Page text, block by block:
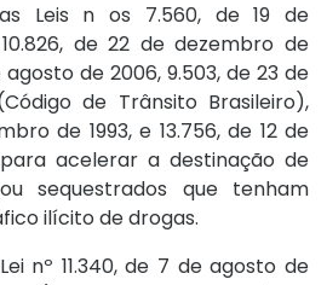
Leis n os 7.560, de 19 de
de 22 de dezembro de
agosto de 2006, 9.503, de 23 de
de Trânsito Brasileiro),
de 1993, e 13.756, de 12 de
acelerar a destinação de
sequestrados que tenham
ilícito de drogas.
nº 11.340, de 7 de agosto de